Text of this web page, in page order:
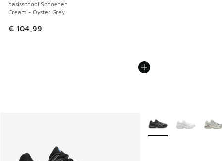
basisschool Schoenen
Cream - Oyster Grey
€ 104,99
Meer kleuren